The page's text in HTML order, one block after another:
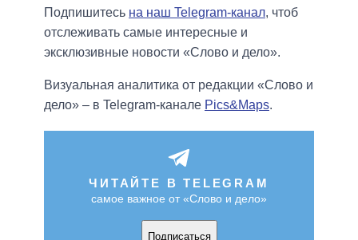
Подпишитесь на наш Telegram-канал, чтоб
отслеживать самые интересные и
эксклюзивные новости «Слово и дело».
Визуальная аналитика от редакции «Слово и
дело» – в Telegram-канале Pics&Maps.
ЧИТАЙТЕ В TELEGRAM
самое важное от «Слово и дело»
Подписаться